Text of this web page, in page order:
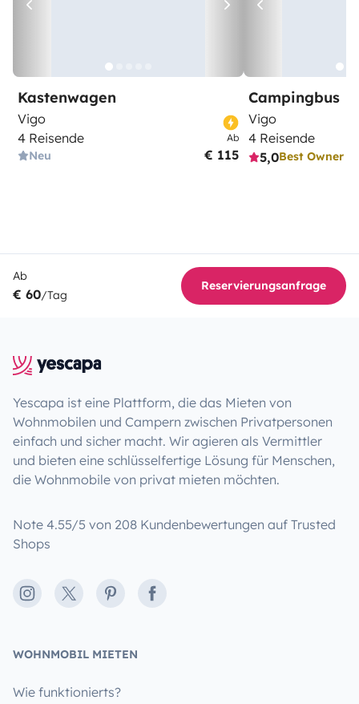
Kastenwagen
Vigo
4 Reisende
Neu
Ab
€ 115
Campingbus
Vigo
4 Reisende
5,0Best Owner
Ab
€ 60/Tag
Reservierungsanfrage
Yescapa ist eine Plattform, die das Mieten von
Wohnmobilen und Campern zwischen Privatpersonen
einfach und sicher macht. Wir agieren als Vermittler
und bieten eine schlüsselfertige Lösung für Menschen,
die Wohnmobile von privat mieten möchten.
Note 4.55/5 von 208 Kundenbewertungen auf Trusted
Shops
Instagram
X PinterestFacebook
WOHNMOBIL MIETEN
Wie funktionierts?